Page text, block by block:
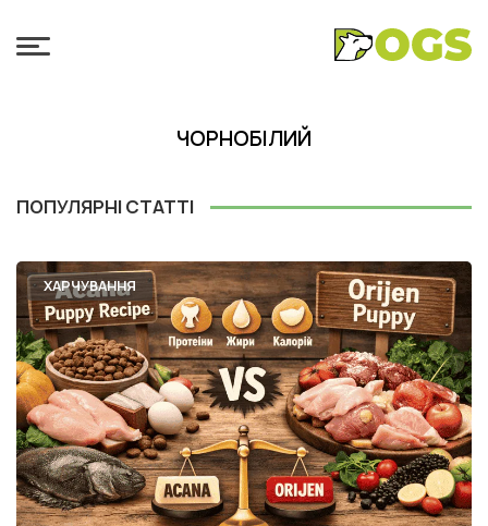
ЧОРНОБІЛИЙ
ПОПУЛЯРНІ СТАТТІ
ХАРЧУВАННЯ